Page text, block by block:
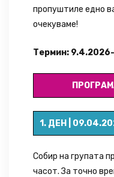
пропуштиле едно
очекуваме!
Термин:
1. ДЕН |
Собир на групата
часот. За точно